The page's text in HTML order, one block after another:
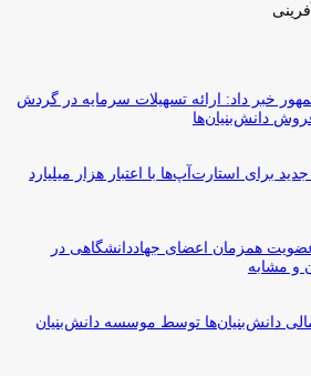
خبر داد: ارائه تسهیلات سرمایه در گردش
برای استارت‌آپ‌ها با اعتبار هزار میلیارد
همزمان اعضای جهاددانشگاهی در
و مشابه
دانش‌بنیان‌ها توسط موسسه دانش‌بنیان